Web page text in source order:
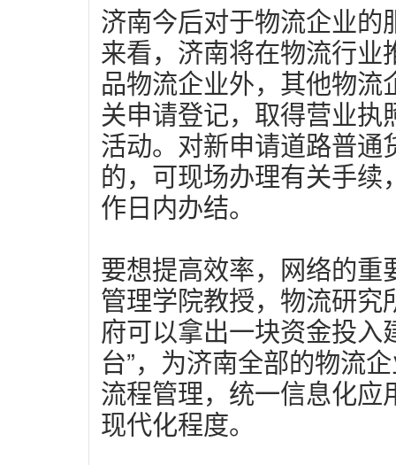
济南今后对于物流企业
来看，济南将在物流行业
品物流企业外，其他物
关申请登记，取得营业
活动。对新申请道路普
的，可现场办理有关手
作日内办结。
要想提高效率，网络的
管理学院教授，物流研
府可以拿出一块资金投入
台”，为济南全部的物流
流程管理，统一信息化
现代化程度。